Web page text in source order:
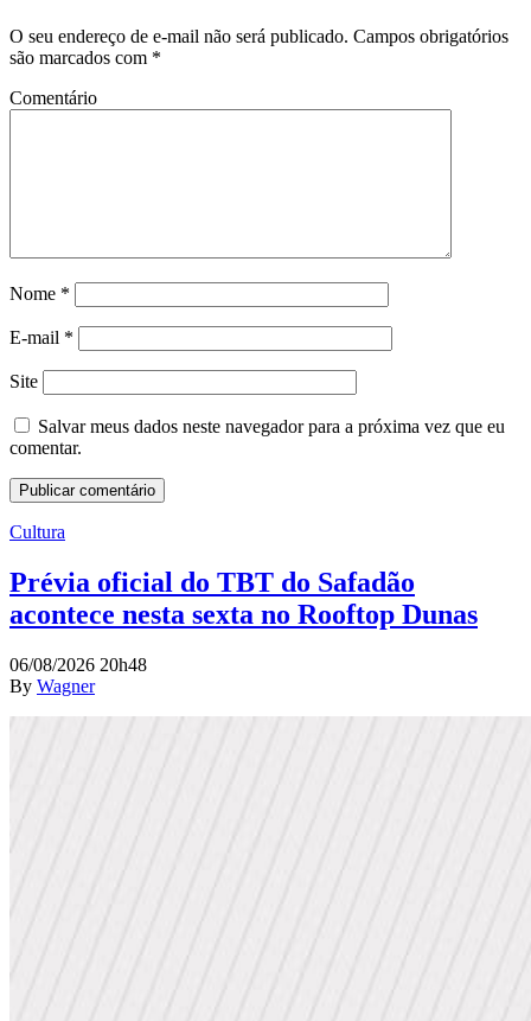
O seu endereço de e-mail não será publicado. Campos obrigatórios
são marcados com *
Comentário
Nome *
E-mail *
Site
Salvar meus dados neste navegador para a próxima vez que eu
comentar.
Cultura
Prévia oficial do TBT do Safadão
acontece nesta sexta no Rooftop Dunas
06/08/2026 20h48
By Wagner